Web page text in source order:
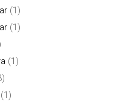
(1)
(1)
(1)
(1)